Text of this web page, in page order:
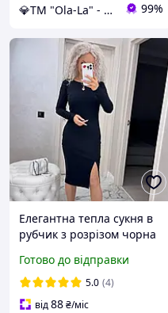
💎TM "Ola-La" - якісний одяг від виробника 💎 99%
Елегантна тепла сукня в
рубчик з розрізом чорна
нарядне плаття футляр
міді
Готово до відправки
5.0 (4)
від88₴/міс